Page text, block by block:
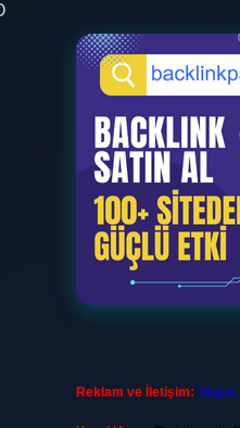
Reklam ve İletişim: